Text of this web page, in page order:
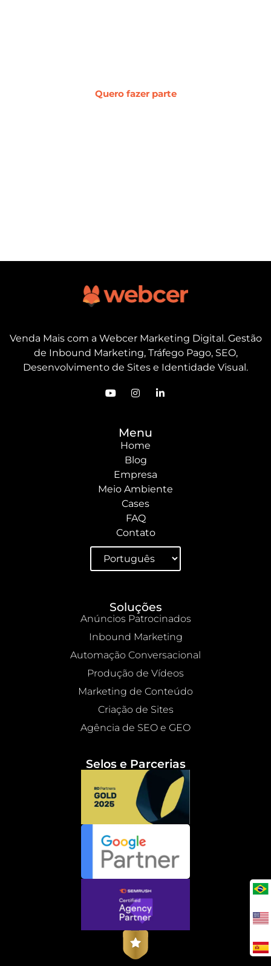
Quero fazer parte
Venda Mais com a Webcer Marketing Digital. Gestão
de Inbound Marketing, Tráfego Pago, SEO,
Desenvolvimento de Sites e Identidade Visual.
Menu
Home
Blog
Empresa
Meio Ambiente
Cases
FAQ
Contato
Soluções
Anúncios Patrocinados
Inbound Marketing
Automação Conversacional
Produção de Vídeos
Marketing de Conteúdo
Criação de Sites
Agência de SEO e GEO
Selos e Parcerias